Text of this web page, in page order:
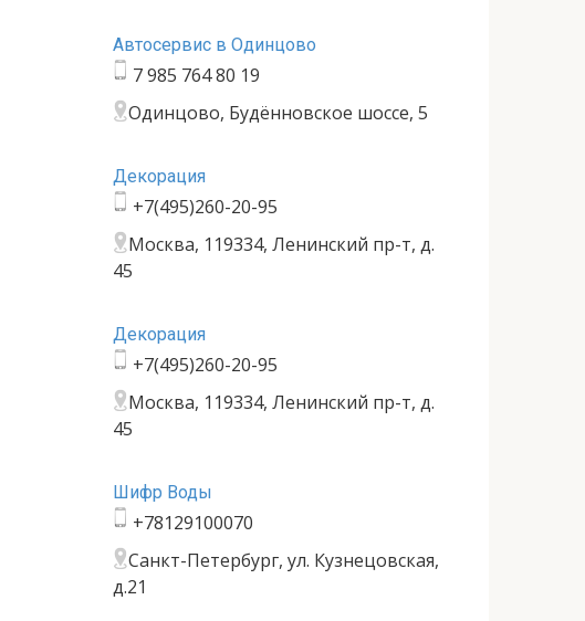
Автосервис в Одинцово
7 985 764 80 19
Одинцово, Будённовское шоссе, 5
Декорация
+7(495)260-20-95
Москва, 119334, Ленинский пр-т, д.
45
Декорация
+7(495)260-20-95
Москва, 119334, Ленинский пр-т, д.
45
Шифр Воды
+78129100070
Санкт-Петербург, ул. Кузнецовская,
д.21